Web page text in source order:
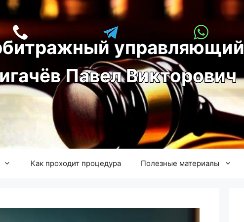
управляющий
игачёв Павел Викторович
Как проходит процедура Полезные материалы